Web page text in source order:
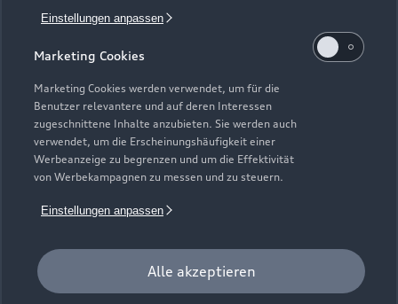
Einstellungen anpassen
Marketing Cookies
Marketing Cookies werden verwendet, um für die
Benutzer relevantere und auf deren Interessen
zugeschnittene Inhalte anzubieten. Sie werden auch
verwendet, um die Erscheinungshäufigkeit einer
Werbeanzeige zu begrenzen und um die Effektivität
von Werbekampagnen zu messen und zu steuern.
Einstellungen anpassen
Alle akzeptieren
Geschäftskunden
Audi Services
Garantie
Audi digital services
myAudi
Audi Code
Häufige Fragen (FAQ)
Audi Online Beratung
Online-Terminvereinbarung
Servicekontakt
Bordbuch & Bedienungsanleitungen
Über Audi
Unternehmen
Karriere
Investor Relations
Audi erleben
© 2026 AUDI AG. Alle Rechte vorbehalten
Impressum Rechtliches
Cookie-Richtlinie
Digital Services Act
EU Data Act